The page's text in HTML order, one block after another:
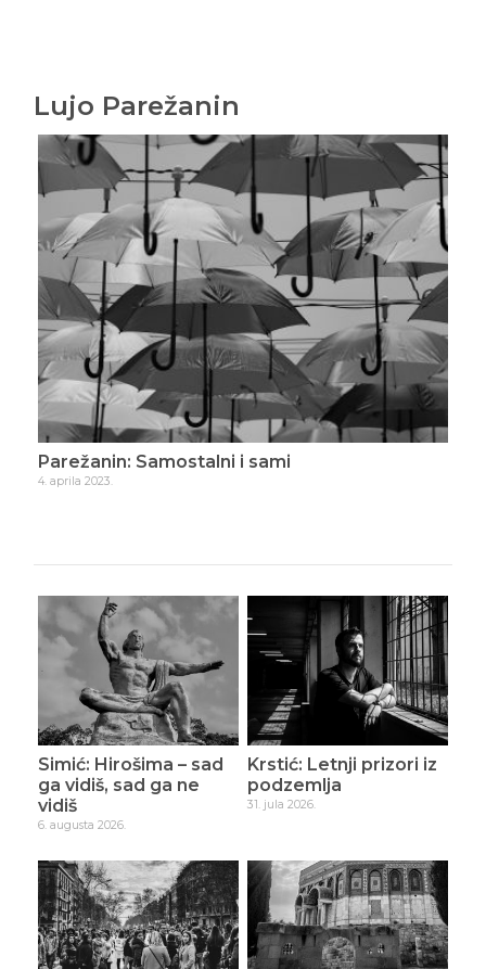
Lujo Parežanin
Parežanin: Samostalni i sami
4. aprila 2023.
Simić: Hirošima – sad
ga vidiš, sad ga ne
vidiš
6. augusta 2026.
Krstić: Letnji prizori iz
podzemlja
31. jula 2026.